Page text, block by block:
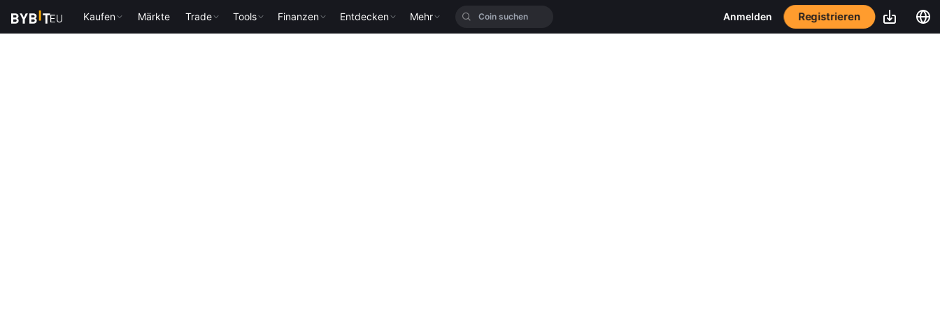
Kaufen Märkte Trade Tools Finanzen Entdecken Mehr Anmelden Registrieren